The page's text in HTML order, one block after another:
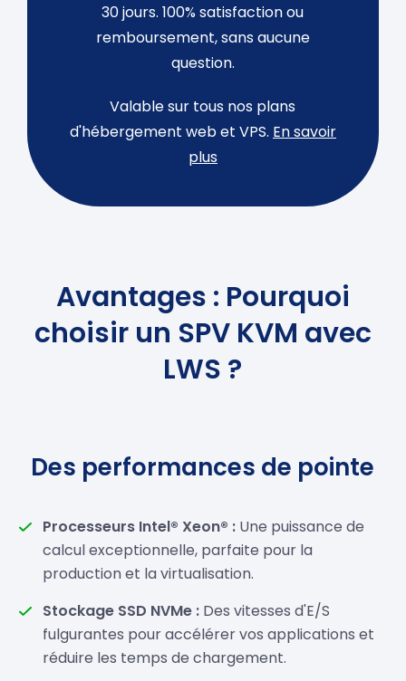
30 jours. 100% satisfaction ou
remboursement, sans aucune
question.
Valable sur tous nos plans
d'hébergement web et VPS. En savoir
plus
Avantages : Pourquoi
choisir un SPV KVM avec
LWS ?
Des performances de pointe
Processeurs Intel® Xeon® : Une puissance de
calcul exceptionnelle, parfaite pour la
production et la virtualisation.
Stockage SSD NVMe : Des vitesses d'E/S
fulgurantes pour accélérer vos applications et
réduire les temps de chargement.